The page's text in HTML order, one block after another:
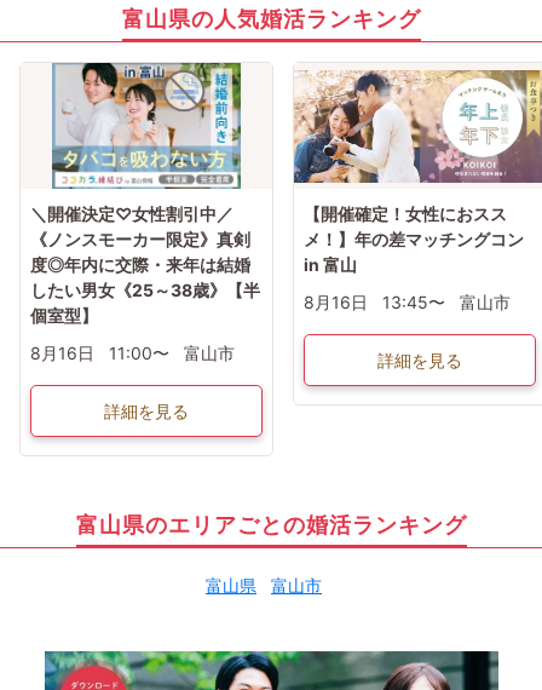
富山県の人気婚活ランキング
＼開催決定♡女性割引中／
《ノンスモーカー限定》真剣
度◎年内に交際・来年は結婚
したい男女《25～38歳》【半
個室型】
8月16日
11:00〜 富山市
詳細を見る
【開催確定！女性におスス
メ！】年の差マッチングコン
in 富山
8月16日
13:45〜 富山市
詳細を見る
富山県のエリアごとの婚活ランキング
富山県 富山市